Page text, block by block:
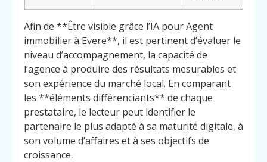
Afin de **Être visible grâce l’IA pour Agent
immobilier à Evere**, il est pertinent d’évaluer le
niveau d’accompagnement, la capacité de
l’agence à produire des résultats mesurables et
son expérience du marché local. En comparant
les **éléments différenciants** de chaque
prestataire, le lecteur peut identifier le
partenaire le plus adapté à sa maturité digitale, à
son volume d’affaires et à ses objectifs de
croissance.